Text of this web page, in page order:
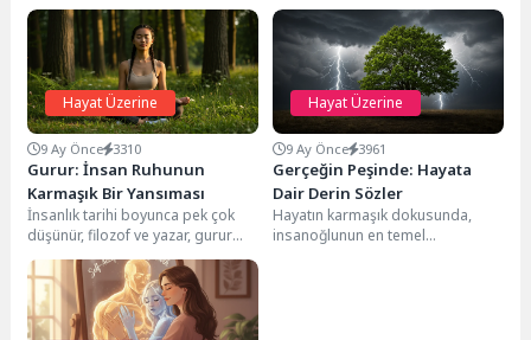
Hayat Üzerine
9 Ay Önce 3310
Gurur: İnsan Ruhunun
Karmaşık Bir Yansıması
İnsanlık tarihi boyunca pek çok
düşünür, filozof ve yazar, gurur
kavramını derinlemesine
incelemiştir. Kimi zaman...
Hayat Üzerine
9 Ay Önce 3961
Gerçeğin Peşinde: Hayata
Dair Derin Sözler
Hayatın karmaşık dokusunda,
insanoğlunun en temel